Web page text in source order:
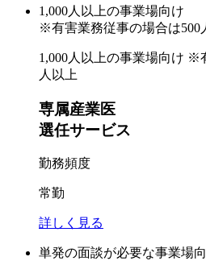
1,000人以上の事業場向け
※有害業務従事の場合は500
1,000人以上の事業場向け ※
人以上
専属産業医
選任サービス
勤務頻度
常勤
詳しく見る
単発の面談が必要な事業場